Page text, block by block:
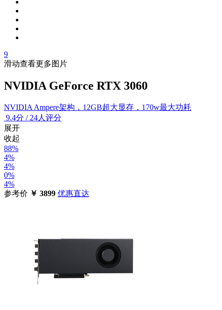
9
滑动查看更多图片
NVIDIA GeForce RTX 3060
NVIDIA Ampere架构，12GB超大显存，170w最大功耗
9.4分 / 24人评分
展开
收起
88%
4%
4%
0%
4%
参考价 ￥ 3899 优惠直达